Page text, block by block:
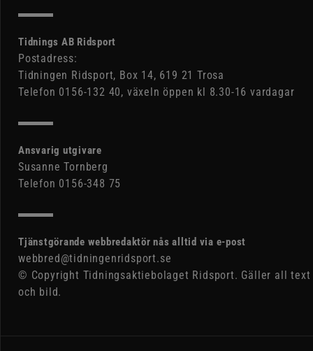
Tidnings AB Ridsport
Postadress:
Tidningen Ridsport, Box 14, 619 21 Trosa
Telefon 0156-132 40, växeln öppen kl 8.30-16 vardagar
Ansvarig utgivare
Susanne Tornberg
Telefon 0156-348 75
Tjänstgörande webbredaktör nås alltid via e-post
webbred@tidningenridsport.se
© Copyright Tidningsaktiebolaget Ridsport. Gäller all text
och bild.